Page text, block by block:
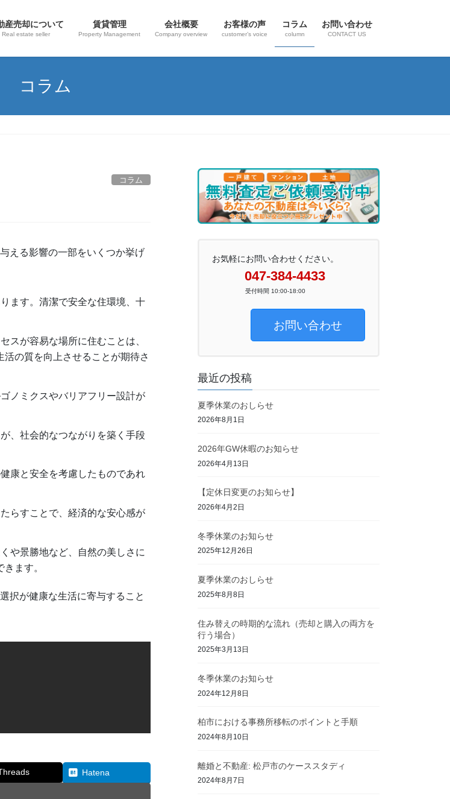
産売却について
Real estate seller
賃貸管理
Property Management
会社概要
Company overview
お客様の声
customer’s voice
コラム
column
お問い合わせ
CONTACT US
コラム
コラム
える影響の一部をいくつか挙げ
ます。清潔で安全な住環境、十
スが容易な場所に住むことは、
の質を向上させることが期待さ
ノミクスやバリアフリー設計が
、社会的なつながりを築く手段
康と安全を考慮したものであれ
らすことで、経済的な安心感が
や景勝地など、自然の美しさに
ます。
択が健康な生活に寄与すること
Hatena
お気軽にお問い合わせください。
047-384-4433
受付時間 10:00-18:00
お問い合わせ
最近の投稿
夏季休業のおしらせ
2026年8月1日
2026年GW休暇のお知らせ
2026年4月13日
【定休日変更のお知らせ】
2026年4月2日
冬季休業のお知らせ
2025年12月26日
夏季休業のおしらせ
2025年8月8日
住み替えの時期的な流れ（売却と購入の両方を
行う場合）
2025年3月13日
冬季休業のお知らせ
2024年12月8日
柏市における事務所移転のポイントと手順
2024年8月10日
離婚と不動産: 松戸市のケーススタディ
2024年8月7日